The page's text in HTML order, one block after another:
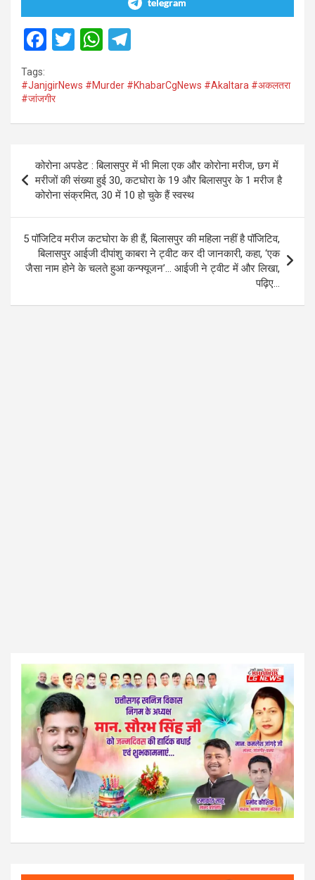
telegram
F
ce
b
o
o
k
T
tt
W
at
A
p
e
a
m
Tags:
#JanjgirNews #Murder #KhabarCgNews #Akaltara #अकलतरा
#जांजगीर
Post
navigation
कोरोना अपडेट : बिलासपुर में भी मिला एक और कोरोना मरीज, छग में
मरीजों की संख्या हुई 30, कटघोरा के 19 और बिलासपुर के 1 मरीज है
कोरोना संक्रमित, 30 में 10 हो चुके हैं स्वस्थ
5 पॉजिटिव मरीज कटघोरा के ही हैं, बिलासपुर की महिला नहीं है पॉजिटिव,
बिलासपुर आईजी दीपांशु काबरा ने ट्वीट कर दी जानकारी, कहा, ‘एक
जैसा नाम होने के चलते हुआ कन्फ्यूजन’… आईजी ने ट्वीट में और लिखा,
पढ़िए…